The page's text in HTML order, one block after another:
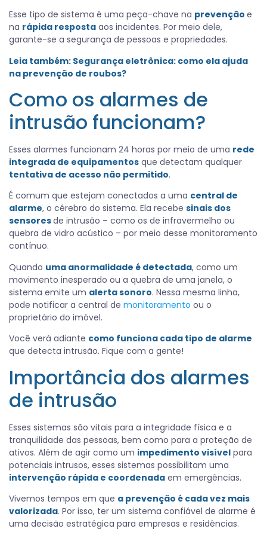
Esse tipo de sistema é uma peça-chave na prevenção e
na rápida resposta aos incidentes. Por meio dele,
garante-se a segurança de pessoas e propriedades.
Leia também: Segurança eletrônica: como ela ajuda
na prevenção de roubos?
Como os alarmes de
intrusão funcionam?
Esses alarmes funcionam 24 horas por meio de uma rede
integrada de equipamentos que detectam qualquer
tentativa de acesso não permitido.
É comum que estejam conectados a uma central de
alarme, o cérebro do sistema. Ela recebe sinais dos
sensoresde intrusão – como os de infravermelho ou
quebra de vidro acústico – por meio desse monitoramento
contínuo.
Quando uma anormalidade é detectada, como um
movimento inesperado ou a quebra de uma janela, o
sistema emite um alerta sonoro. Nessa mesma linha,
pode notificar a central de monitoramento ou o
proprietário do imóvel.
Você verá adiante como funciona cada tipo de alarme
que detecta intrusão. Fique com a gente!
Importância dos alarmes
de intrusão
Esses sistemas são vitais para a integridade física e a
tranquilidade das pessoas, bem como para a proteção de
ativos. Além de agir como um impedimento visível para
potenciais intrusos, esses sistemas possibilitam uma
intervenção rápida e coordenada em emergências.
Vivemos tempos em que a prevenção é cada vez mais
valorizada. Por isso, ter um sistema confiável de alarme é
uma decisão estratégica para empresas e residências.